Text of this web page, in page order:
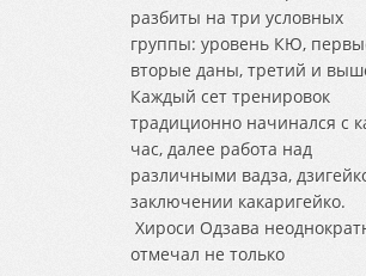
разбиты на три условных
группы: уровень КЮ,
вторые даны, третий и
Каждый сет тренировок
традиционно начинался с
час, далее работа над
различными вадза,
заключении какаригейко.
Хироси Одзава
отмечал не только